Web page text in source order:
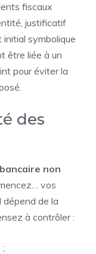
fiscaux
justificatif
symbolique
être liée à un
pour éviter la
des
non
vos
dépend de la
à contrôler :